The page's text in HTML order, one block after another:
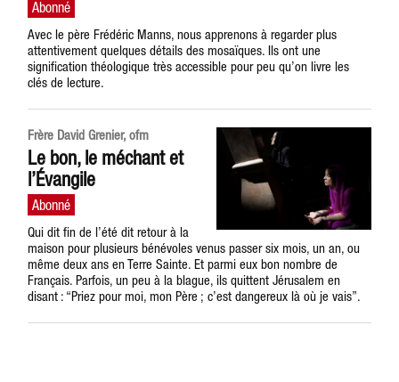
Avec le père Frédéric Manns, nous apprenons à regarder plus
attentivement quelques détails des mosaïques. Ils ont une
signification théologique très accessible pour peu qu’on livre les
clés de lecture.
Frère David Grenier, ofm
Le bon, le méchant et
l’Évangile
Qui dit fin de l’été dit retour à la
maison pour plusieurs bénévoles venus passer six mois, un an, ou
même deux ans en Terre Sainte. Et parmi eux bon nombre de
Français. Parfois, un peu à la blague, ils quittent Jérusalem en
disant : “Priez pour moi, mon Père ; c’est dangereux là où je vais”.